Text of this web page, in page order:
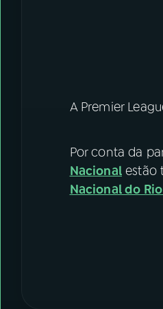
A Premier
Por conta da
Nacionalestão
Nacional do